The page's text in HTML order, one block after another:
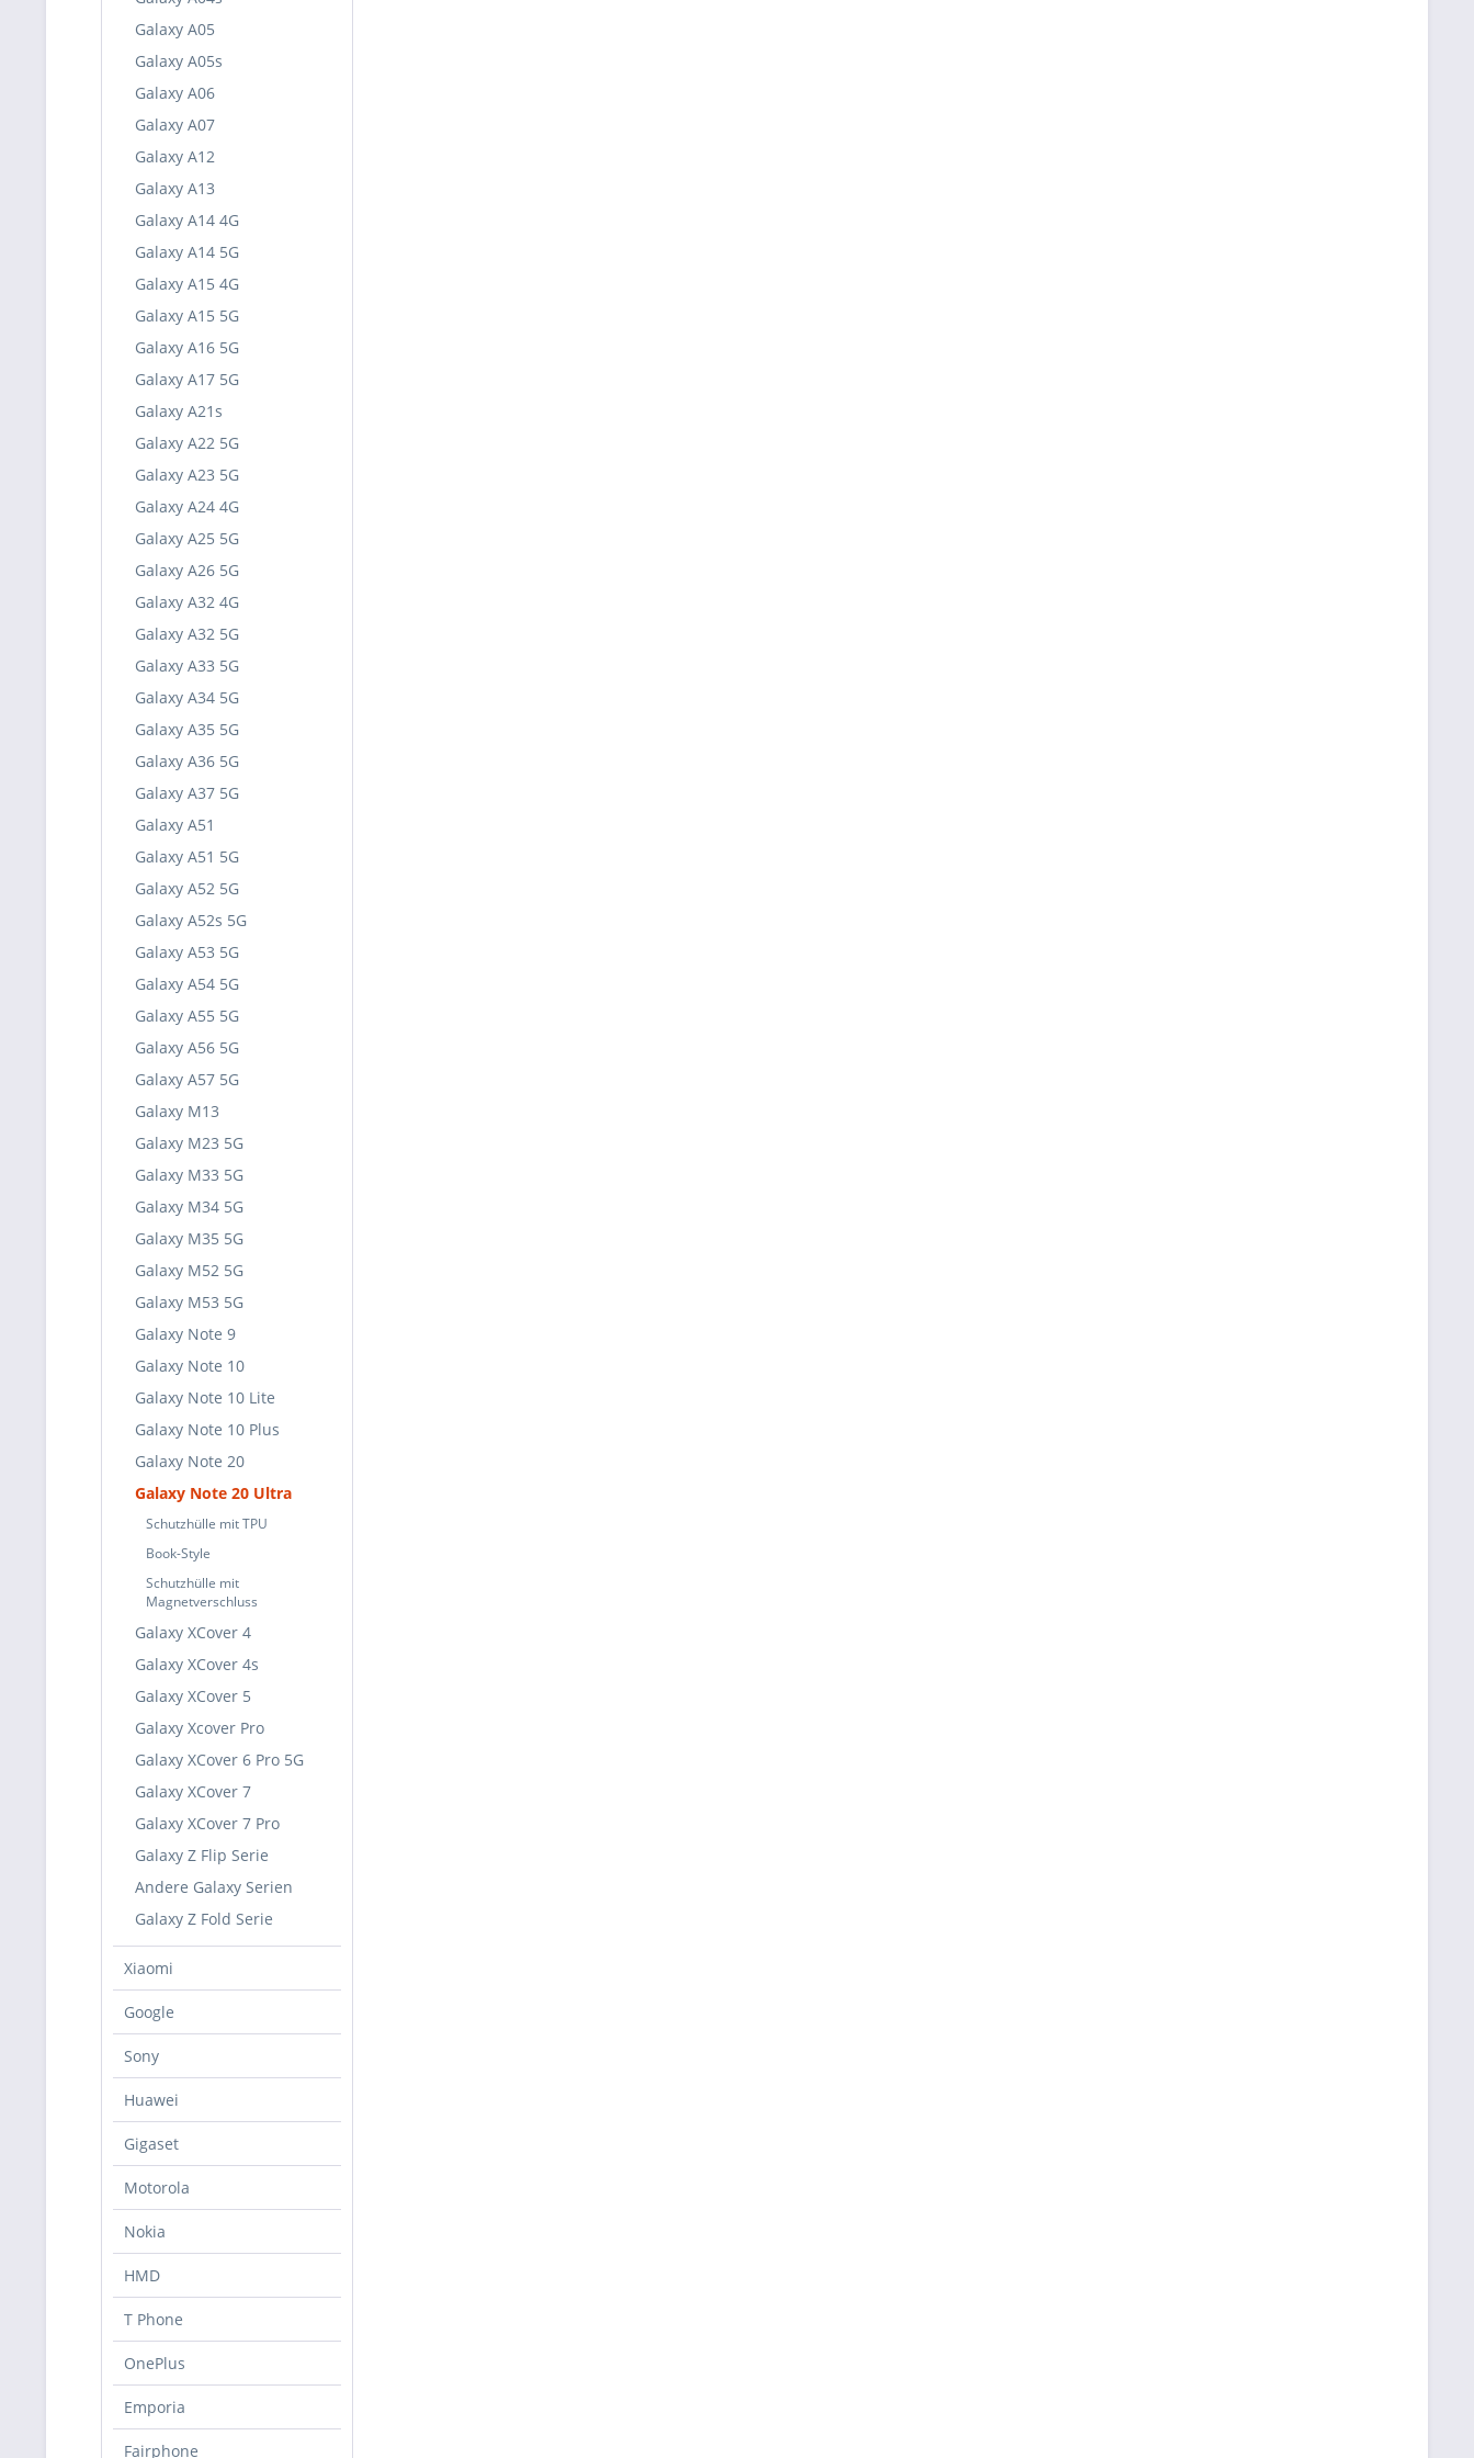
Galaxy A05
Galaxy A05s
Galaxy A06
Galaxy A07
Galaxy A12
Galaxy A13
Galaxy A14 4G
Galaxy A14 5G
Galaxy A15 4G
Galaxy A15 5G
Galaxy A16 5G
Galaxy A17 5G
Galaxy A21s
Galaxy A22 5G
Galaxy A23 5G
Galaxy A24 4G
Galaxy A25 5G
Galaxy A26 5G
Galaxy A32 4G
Galaxy A32 5G
Galaxy A33 5G
Galaxy A34 5G
Galaxy A35 5G
Galaxy A36 5G
Galaxy A37 5G
Galaxy A51
Galaxy A51 5G
Galaxy A52 5G
Galaxy A52s 5G
Galaxy A53 5G
Galaxy A54 5G
Galaxy A55 5G
Galaxy A56 5G
Galaxy A57 5G
Galaxy M13
Galaxy M23 5G
Galaxy M33 5G
Galaxy M34 5G
Galaxy M35 5G
Galaxy M52 5G
Galaxy M53 5G
Galaxy Note 9
Galaxy Note 10
Galaxy Note 10 Lite
Galaxy Note 10 Plus
Galaxy Note 20
Galaxy Note 20 Ultra
Schutzhülle mit TPU
Book-Style
Schutzhülle mit
Magnetverschluss
Galaxy XCover 4
Galaxy XCover 4s
Galaxy XCover 5
Galaxy Xcover Pro
Galaxy XCover 6 Pro 5G
Galaxy XCover 7
Galaxy XCover 7 Pro
Galaxy Z Flip Serie
Andere Galaxy Serien
Galaxy Z Fold Serie
Xiaomi
Google
Sony
Huawei
Gigaset
Motorola
Nokia
HMD
T Phone
OnePlus
Emporia
Fairphone